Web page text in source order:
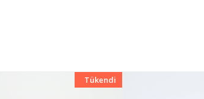
Yeni
Tükendi